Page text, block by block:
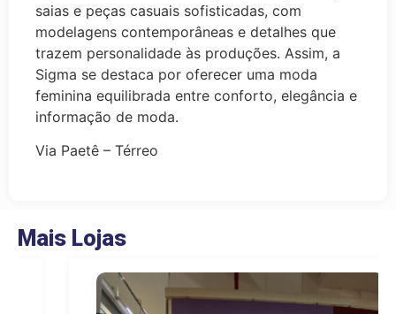
saias e peças casuais sofisticadas, com
modelagens contemporâneas e detalhes que
trazem personalidade às produções. Assim, a
Sigma se destaca por oferecer uma moda
feminina equilibrada entre conforto, elegância e
informação de moda.
Via Paetê – Térreo
Mais Lojas